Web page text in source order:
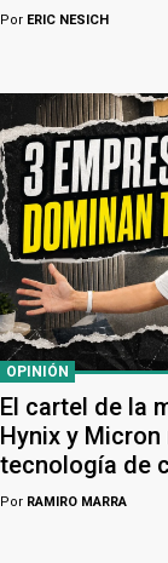
Por ERIC NESICH
OPINIÓN
El cartel de la
Hynix y
tecnología de
Por RAMIRO MARRA